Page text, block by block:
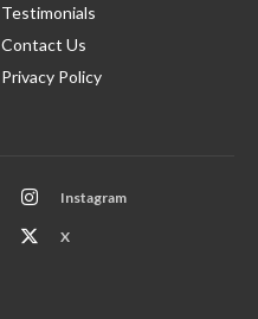
Testimonials
Contact Us
Privacy Policy
Instagram
X